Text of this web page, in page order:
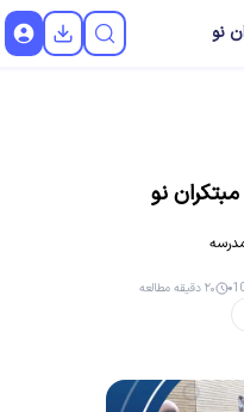
نو
نو
۲۰ دقیقه مطالعه